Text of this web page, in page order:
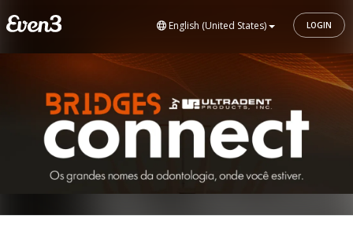
English (United States) LOGIN